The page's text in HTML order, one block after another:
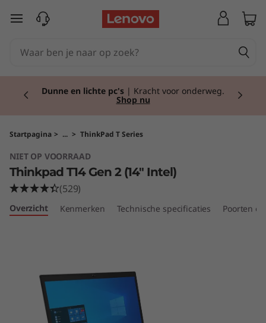
T
p
a
d
T
Ga naar de hoofdinhoud
Dunne en lichte pc's | Kracht voor onderweg.
Shop nu
Startpagina > ... > ThinkPad T Series
NIET OP VOORRAAD
Thinkpad T14 Gen 2 (14" Intel)
(529)
Overzicht Kenmerken Technische specificaties Poorten